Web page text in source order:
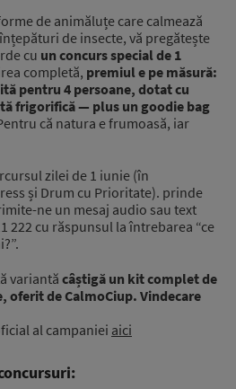
de animăluțe care calmează
de insecte, vă pregătește
cu un concurs special de 1
completă, premiul e pe măsură:
pentru 4 persoane, dotat cu
frigorifică — plus un goodie bag
că natura e frumoasă, iar
zilei de 1 iunie (în
și Drum cu Prioritate). prinde
ne un mesaj audio sau text
222 cu răspunsul la întrebarea “ce
variantă câștigă un kit complet de
oferit de CalmoCiup. Vindecare
al campaniei aici